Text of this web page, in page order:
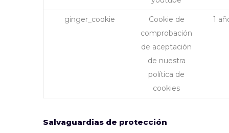
ginger_cookie
Cookie de
comprobación
de aceptación
de nuestra
política de
cookies
1
Salvaguardias de protección